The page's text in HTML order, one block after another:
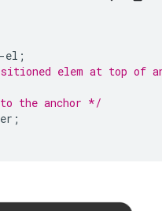
el ;
elem at top of
the anchor */
;